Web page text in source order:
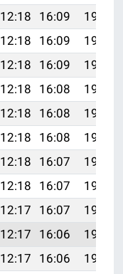
12:18 16:09
19:27
12:18 16:09
19:27
12:18 16:09
19:26
12:18 16:08
19:25
12:18 16:08
19:24
12:18 16:08
19:23
12:18 16:07
19:22
12:18 16:07
19:21
12:17 16:07
19:19
12:17 16:06
19:18
12:17 16:06
19:17